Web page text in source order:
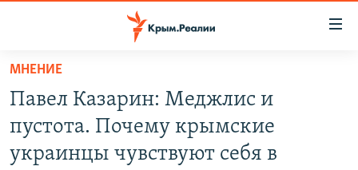
Вернуться
основному
содержанию
Вернутся
ВОДА
МНЕНИЕ
Павел Казарин: Меджлис и
пустота. Почему крымские
украинцы чувствуют себя в